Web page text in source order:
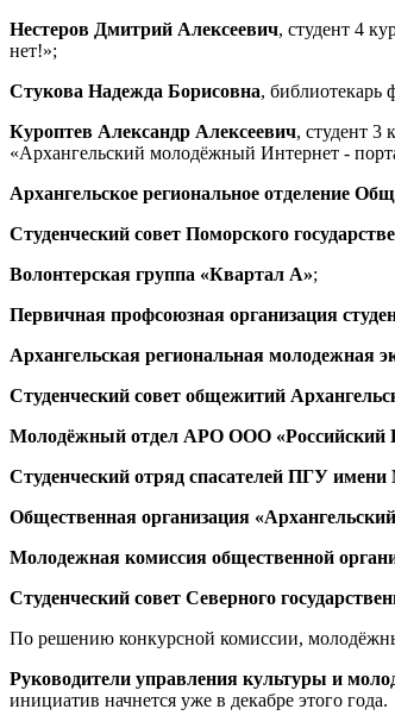
Нестеров Дмитрий Алексеевич, студент 4
нет!»;
Стукова Надежда Борисовна,
Куроптев Александр Алексеевич, студент 3
«Архангельский молодёжный Интернет -
Архангельское региональное отделение
Студенческий совет Поморского
Волонтерская группа «Квартал А»;
Первичная профсоюзная организация
Архангельская региональная молодежная
Студенческий совет общежитий
Молодёжный отдел АРО ООО «Российский
Студенческий отряд спасателей ПГУ
Общественная организация
Молодежная комиссия общественной
Студенческий совет Северного
По решению конкурсной комиссии,
Руководители управления культуры и
инициатив начнется уже в декабре этого года.